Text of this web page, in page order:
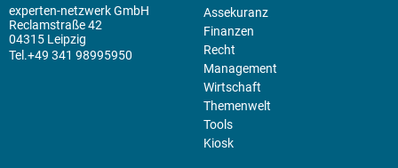
experten-netzwerk GmbH
Reclamstraße 42
04315 Leipzig
+49 341 98995950
Assekuranz
Finanzen
Recht
Management
Wirtschaft
Themenwelt
Tools
Kiosk